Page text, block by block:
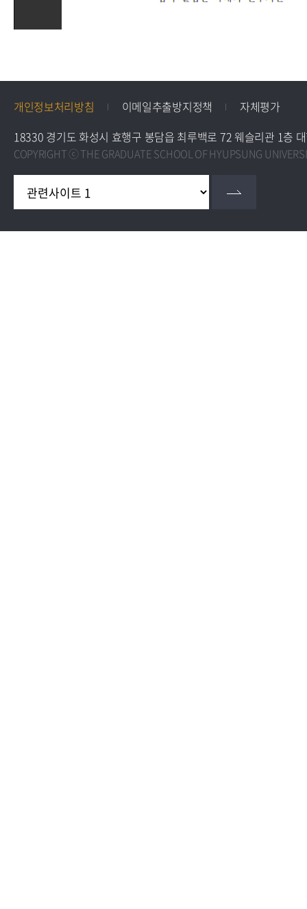
개인정보처리방침 이메일추출방지정책
자체평가
18330 경기도 화성시 효행구 봉담읍 최루백로 72 웨슬리관 1층
COPYRIGHT ⓒ THE GRADUATE SCHOOL OF HYUPSUNG